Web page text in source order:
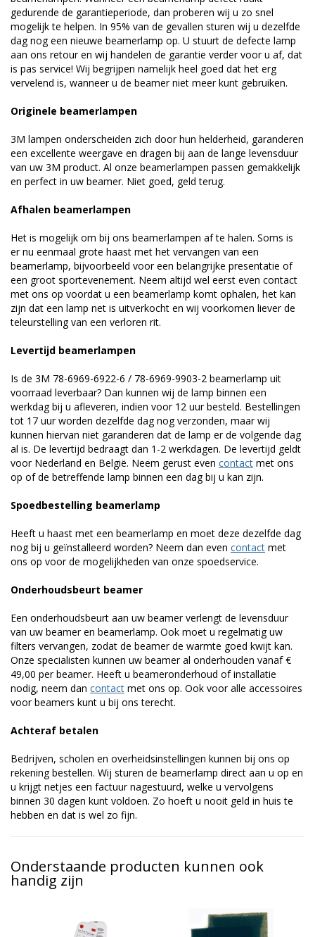
gedurende de garantieperiode, dan proberen wij u zo snel
mogelijk te helpen. In 95% van de gevallen sturen wij u dezelfde
dag nog een nieuwe beamerlamp op. U stuurt de defecte lamp
aan ons retour en wij handelen de garantie verder voor u af, dat
is pas service! Wij begrijpen namelijk heel goed dat het erg
vervelend is, wanneer u de beamer niet meer kunt gebruiken.
Originele beamerlampen
3M lampen onderscheiden zich door hun helderheid, garanderen
een excellente weergave en dragen bij aan de lange levensduur
van uw 3M product. Al onze beamerlampen passen gemakkelijk
en perfect in uw beamer. Niet goed, geld terug.
Afhalen beamerlampen
Het is mogelijk om bij ons beamerlampen af te halen. Soms is
er nu eenmaal grote haast met het vervangen van een
beamerlamp, bijvoorbeeld voor een belangrijke presentatie of
een groot sportevenement. Neem altijd wel eerst even contact
met ons op voordat u een beamerlamp komt ophalen, het kan
zijn dat een lamp net is uitverkocht en wij voorkomen liever de
teleurstelling van een verloren rit.
Levertijd beamerlampen
Is de 3M 78-6969-6922-6 / 78-6969-9903-2 beamerlamp uit
voorraad leverbaar? Dan kunnen wij de lamp binnen een
werkdag bij u afleveren, indien voor 12 uur besteld. Bestellingen
tot 17 uur worden dezelfde dag nog verzonden, maar wij
kunnen hiervan niet garanderen dat de lamp er de volgende dag
al is. De levertijd bedraagt dan 1-2 werkdagen. De levertijd geldt
voor Nederland en België. Neem gerust even contact met ons
op of de betreffende lamp binnen een dag bij u kan zijn.
Spoedbestelling beamerlamp
Heeft u haast met een beamerlamp en moet deze dezelfde dag
nog bij u geïnstalleerd worden? Neem dan even contact met
ons op voor de mogelijkheden van onze spoedservice.
Onderhoudsbeurt beamer
Een onderhoudsbeurt aan uw beamer verlengt de levensduur
van uw beamer en beamerlamp. Ook moet u regelmatig uw
filters vervangen, zodat de beamer de warmte goed kwijt kan.
Onze specialisten kunnen uw beamer al onderhouden vanaf €
49,00 per beamer. Heeft u beameronderhoud of installatie
nodig, neem dan contact met ons op. Ook voor alle accessoires
voor beamers kunt u bij ons terecht.
Achteraf betalen
Bedrijven, scholen en overheidsinstellingen kunnen bij ons op
rekening bestellen. Wij sturen de beamerlamp direct aan u op en
u krijgt netjes een factuur nagestuurd, welke u vervolgens
binnen 30 dagen kunt voldoen. Zo hoeft u nooit geld in huis te
hebben en dat is wel zo fijn.
Onderstaande producten kunnen ook
handig zijn